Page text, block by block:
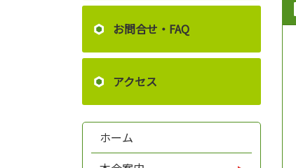
お問合せ・FAQ
アクセス
ホーム